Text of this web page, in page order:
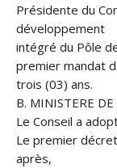
Présidente du
développement
intégré du Pôle
premier mandat
trois (03) ans.
B. MINISTERE DE
Le Conseil a
Le premier
après,